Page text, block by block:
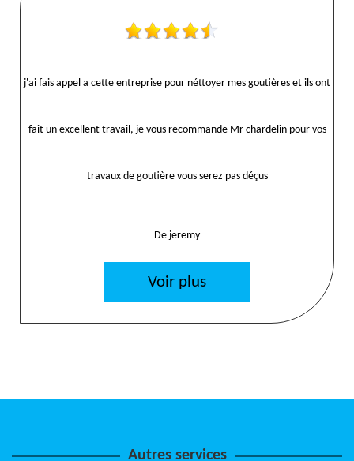
j'ai fais appel a cette entreprise pour néttoyer mes goutières et ils ont
fait un excellent travail, je vous recommande Mr chardelin pour vos
travaux de goutière vous serez pas déçus
De jeremy
Voir plus
Autres services